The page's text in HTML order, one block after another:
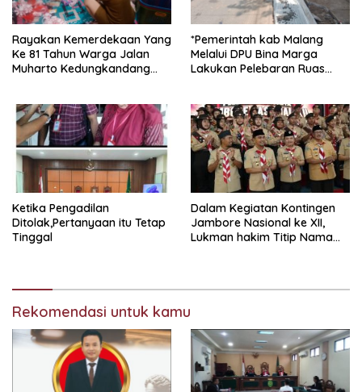
Rayakan Kemerdekaan Yang
Ke 81 Tahun Warga Jalan
Muharto Kedungkandang
*Pemerintah kab Malang
Melalui DPU Bina Marga
Lakukan Pelebaran Ruas
Ketika Pengadilan
Ditolak,Pertanyaan itu Tetap
Tinggal
Dalam Kegiatan Kontingen
Jambore Nasional ke XII,
Lukman hakim Titip Nama
Rekomendasi untuk kamu